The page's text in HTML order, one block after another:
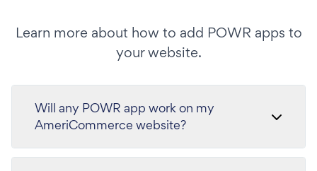
Learn more about how to add POWR apps to
your website.
Will any POWR app work on my
AmeriCommerce website?